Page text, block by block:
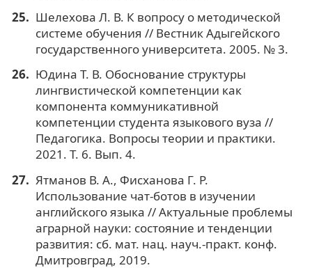
Шелехова Л. В. К вопросу о методической
системе обучения // Вестник Адыгейского
государственного университета. 2005. № 3.
Юдина Т. В. Обоснование структуры
лингвистической компетенции как
компонента коммуникативной
компетенции студента языкового вуза //
Педагогика. Вопросы теории и практики.
2021. Т. 6. Вып. 4.
Ятманов В. А., Фисханова Г. Р.
Использование чат-ботов в изучении
английского языка // Актуальные проблемы
аграрной науки: состояние и тенденции
развития: сб. мат. нац. науч.-практ. конф.
Дмитровград, 2019.